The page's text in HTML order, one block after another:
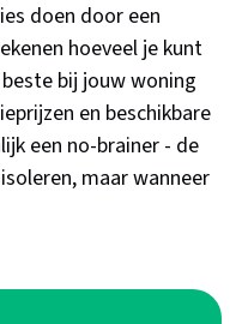
doen door een
hoeveel je kunt
bij jouw woning
en beschikbare
een no-brainer - de
maar wanneer